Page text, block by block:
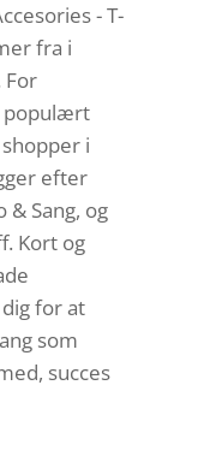
- T-
fra i
For
populært
i
efter
Sang, og
Kort og
for at
som
succes